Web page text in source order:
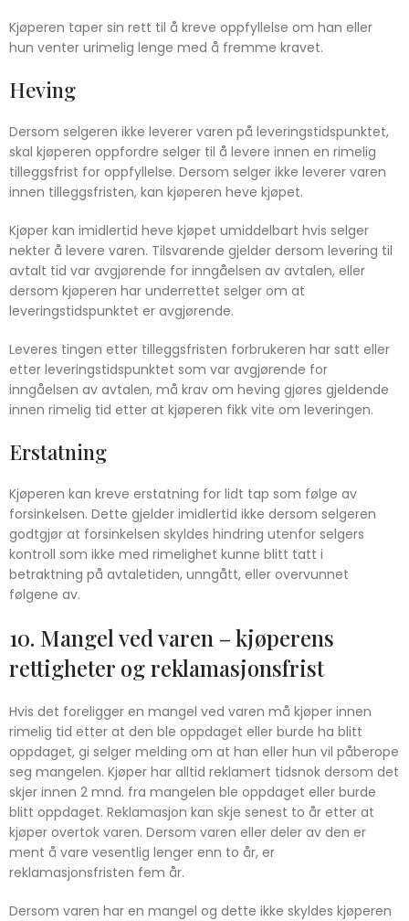
Kjøperen taper sin rett til å kreve oppfyllelse om han eller
hun venter urimelig lenge med å fremme kravet.
Heving
Dersom selgeren ikke leverer varen på leveringstidspunktet,
skal kjøperen oppfordre selger til å levere innen en rimelig
tilleggsfrist for oppfyllelse. Dersom selger ikke leverer varen
innen tilleggsfristen, kan kjøperen heve kjøpet.
Kjøper kan imidlertid heve kjøpet umiddelbart hvis selger
nekter å levere varen. Tilsvarende gjelder dersom levering til
avtalt tid var avgjørende for inngåelsen av avtalen, eller
dersom kjøperen har underrettet selger om at
leveringstidspunktet er avgjørende.
Leveres tingen etter tilleggsfristen forbrukeren har satt eller
etter leveringstidspunktet som var avgjørende for
inngåelsen av avtalen, må krav om heving gjøres gjeldende
innen rimelig tid etter at kjøperen fikk vite om leveringen.
Erstatning
Kjøperen kan kreve erstatning for lidt tap som følge av
forsinkelsen. Dette gjelder imidlertid ikke dersom selgeren
godtgjør at forsinkelsen skyldes hindring utenfor selgers
kontroll som ikke med rimelighet kunne blitt tatt i
betraktning på avtaletiden, unngått, eller overvunnet
følgene av.
10. Mangel ved varen – kjøperens
rettigheter og reklamasjonsfrist
Hvis det foreligger en mangel ved varen må kjøper innen
rimelig tid etter at den ble oppdaget eller burde ha blitt
oppdaget, gi selger melding om at han eller hun vil påberope
seg mangelen. Kjøper har alltid reklamert tidsnok dersom det
skjer innen 2 mnd. fra mangelen ble oppdaget eller burde
blitt oppdaget. Reklamasjon kan skje senest to år etter at
kjøper overtok varen. Dersom varen eller deler av den er
ment å vare vesentlig lenger enn to år, er
reklamasjonsfristen fem år.
Dersom varen har en mangel og dette ikke skyldes kjøperen